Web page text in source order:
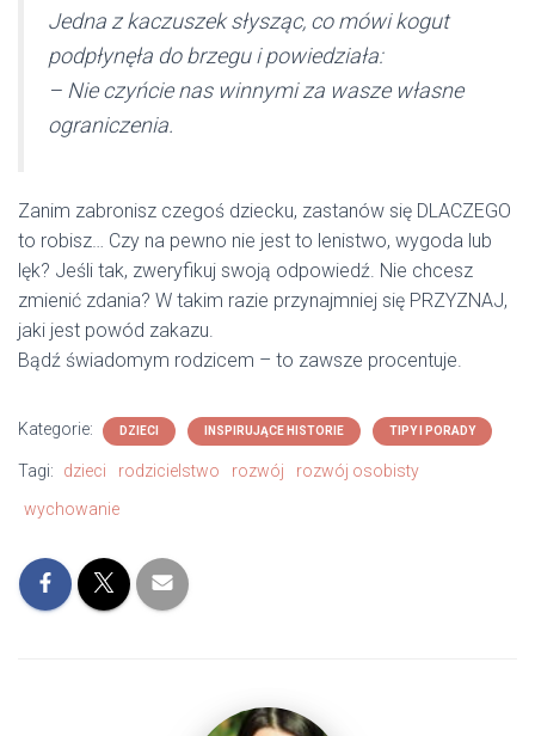
Jedna z kaczuszek słysząc, co mówi kogut
podpłynęła do brzegu i powiedziała:
– Nie czyńcie nas winnymi za wasze własne
ograniczenia.
Zanim zabronisz czegoś dziecku, zastanów się DLACZEGO
to robisz… Czy na pewno nie jest to lenistwo, wygoda lub
lęk? Jeśli tak, zweryfikuj swoją odpowiedź. Nie chcesz
zmienić zdania? W takim razie przynajmniej się PRZYZNAJ,
jaki jest powód zakazu.
Bądź świadomym rodzicem – to zawsze procentuje.
Kategorie: DZIECI INSPIRUJĄCE HISTORIE TIPY I PORADY
Tagi: dzieci rodzicielstwo rozwój
rozwój osobisty
wychowanie